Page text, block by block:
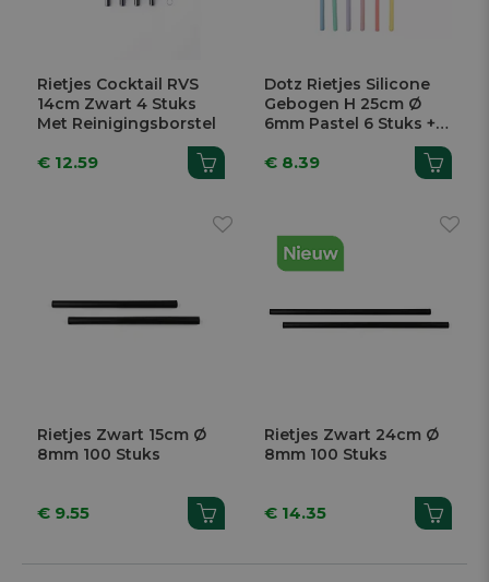
Rietjes Cocktail RVS
14cm Zwart 4 Stuks
Met Reinigingsborstel
€ 12.59
Dotz Rietjes Silicone
Gebogen H 25cm Ø
6mm Pastel 6 Stuks +
€ 8.39
Rietjes Zwart 15cm Ø
8mm 100 Stuks
€ 9.55
Rietjes Zwart 24cm Ø
8mm 100 Stuks
€ 14.35